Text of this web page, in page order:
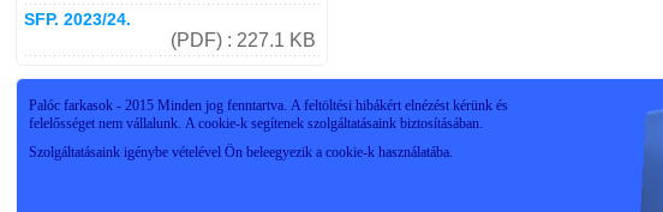
SFP. 2023/24.
(PDF) : 227.1 KB
Palóc farkasok - 2015 Minden jog fenntartva. A feltöltési hibákért elnézést kérünk és
felelősséget nem vállalunk. A cookie-k segítenek szolgáltatásaink biztosításában.
Szolgáltatásaink igénybe vételével Ön beleegyezik a cookie-k használatába.